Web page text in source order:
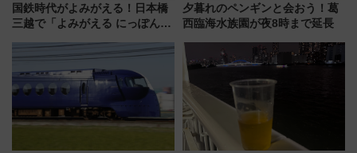
国鉄時代がよみがえる！日本橋
三越で「よみがえる にっぽんの
敬の名作写真も、駅弁フェスも
同時開催！
夕暮れのペンギンと会おう！葛
西臨海水族園が夜8時まで延長